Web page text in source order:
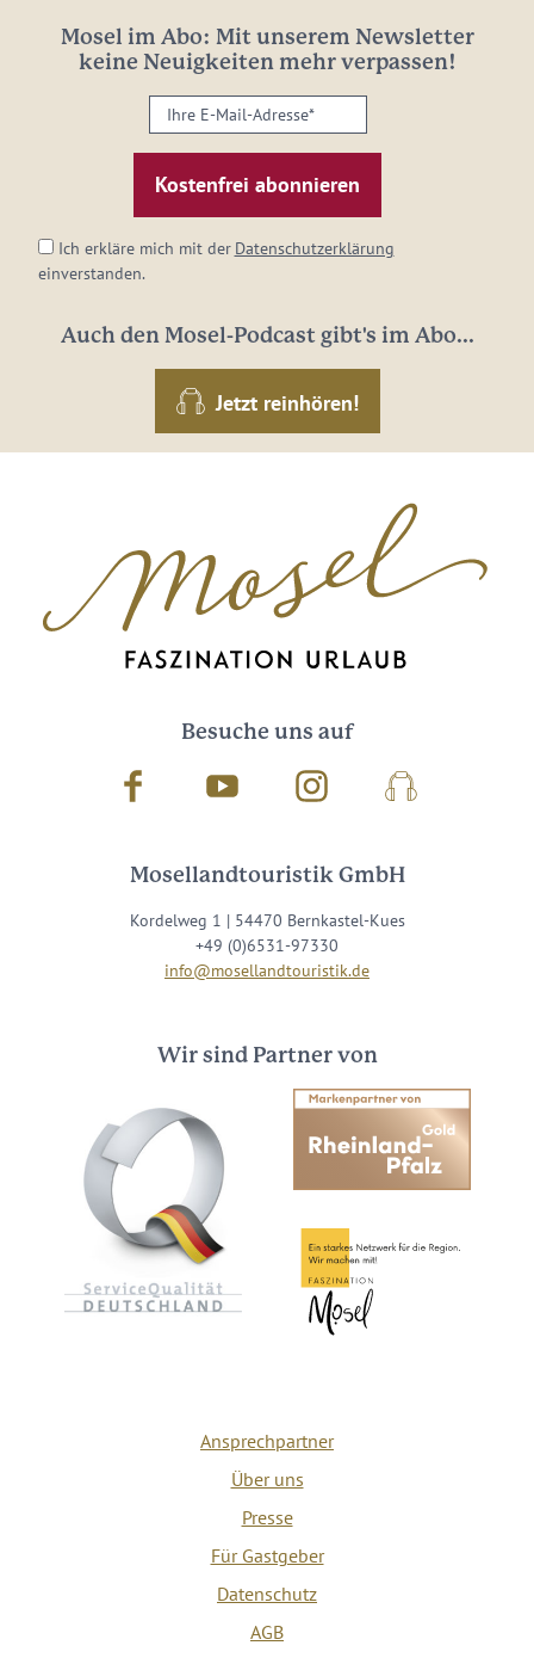
Mosel im Abo: Mit unserem Newsletter
keine Neuigkeiten mehr verpassen!
Ihre
E-
Mail-
Adresse:
Ich erkläre mich mit der Datenschutzerklärung
einverstanden.
Auch den Mosel-Podcast gibt's im Abo...
Jetzt reinhören!
Besuche uns auf
Facebook Youtube InstagramPodcast
Mosellandtouristik GmbH
Kordelweg 1 | 54470 Bernkastel-Kues
+49 (0)6531-97330
info@mosellandtouristik.de
Wir sind Partner von
Ansprechpartner
Über uns
Presse
Für Gastgeber
Datenschutz
AGB